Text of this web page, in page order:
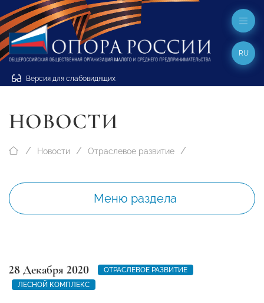
Версия для слабовидящих
RU
НОВОСТИ
Новости Отраслевое развитие
Меню раздела
28 Декабря 2020
ОТРАСЛЕВОЕ РАЗВИТИЕ
ЛЕСНОЙ КОМПЛЕКС